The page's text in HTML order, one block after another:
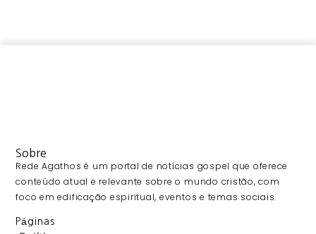
Sobre
Rede Agathos é um portal de notícias gospel que oferece
conteúdo atual e relevante sobre o mundo cristão, com
foco em edificação espiritual, eventos e temas sociais.
Páginas